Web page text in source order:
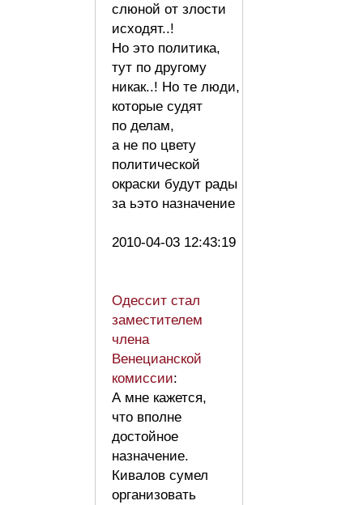
слюной от злости
исходят..!
Но это политика,
тут по другому
никак..! Но те люди,
которые судят
по делам,
а не по цвету
политической
окраски будут рады
за ьэто назначение
2010-04-03 12:43:19
Одессит стал
заместителем
члена
Венецианской
комиссии:
А мне кажется,
что вполне
достойное
назначение.
Кивалов сумел
организовать